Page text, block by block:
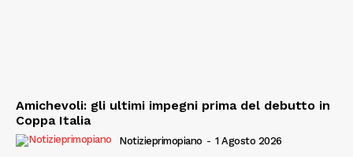
Amichevoli: gli ultimi impegni prima del debutto in
Coppa Italia
Notizieprimopiano - 1 Agosto 2026